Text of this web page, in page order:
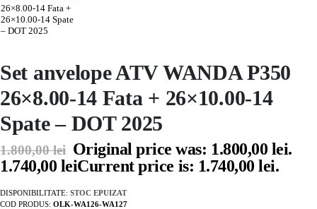
Set anvelope ATV WANDA P350
26×8.00-14 Fata + 26×10.00-14
Spate – DOT 2025
1.800,00lei Original price was: 1.800,00 lei.
1.740,00 leiCurrent price is: 1.740,00 lei.
DISPONIBILITATE: STOC EPUIZAT
COD PRODUS: OLK-WA126-WA127